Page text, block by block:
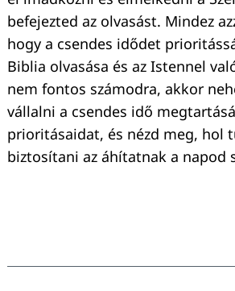
befejezted az olvasást. Mindez
hogy a csendes idődet
Biblia olvasása és az Istennel
nem fontos számodra, akkor
vállalni a csendes idő
prioritásaidat, és nézd meg, hol
biztosítani az áhítatnak a napod